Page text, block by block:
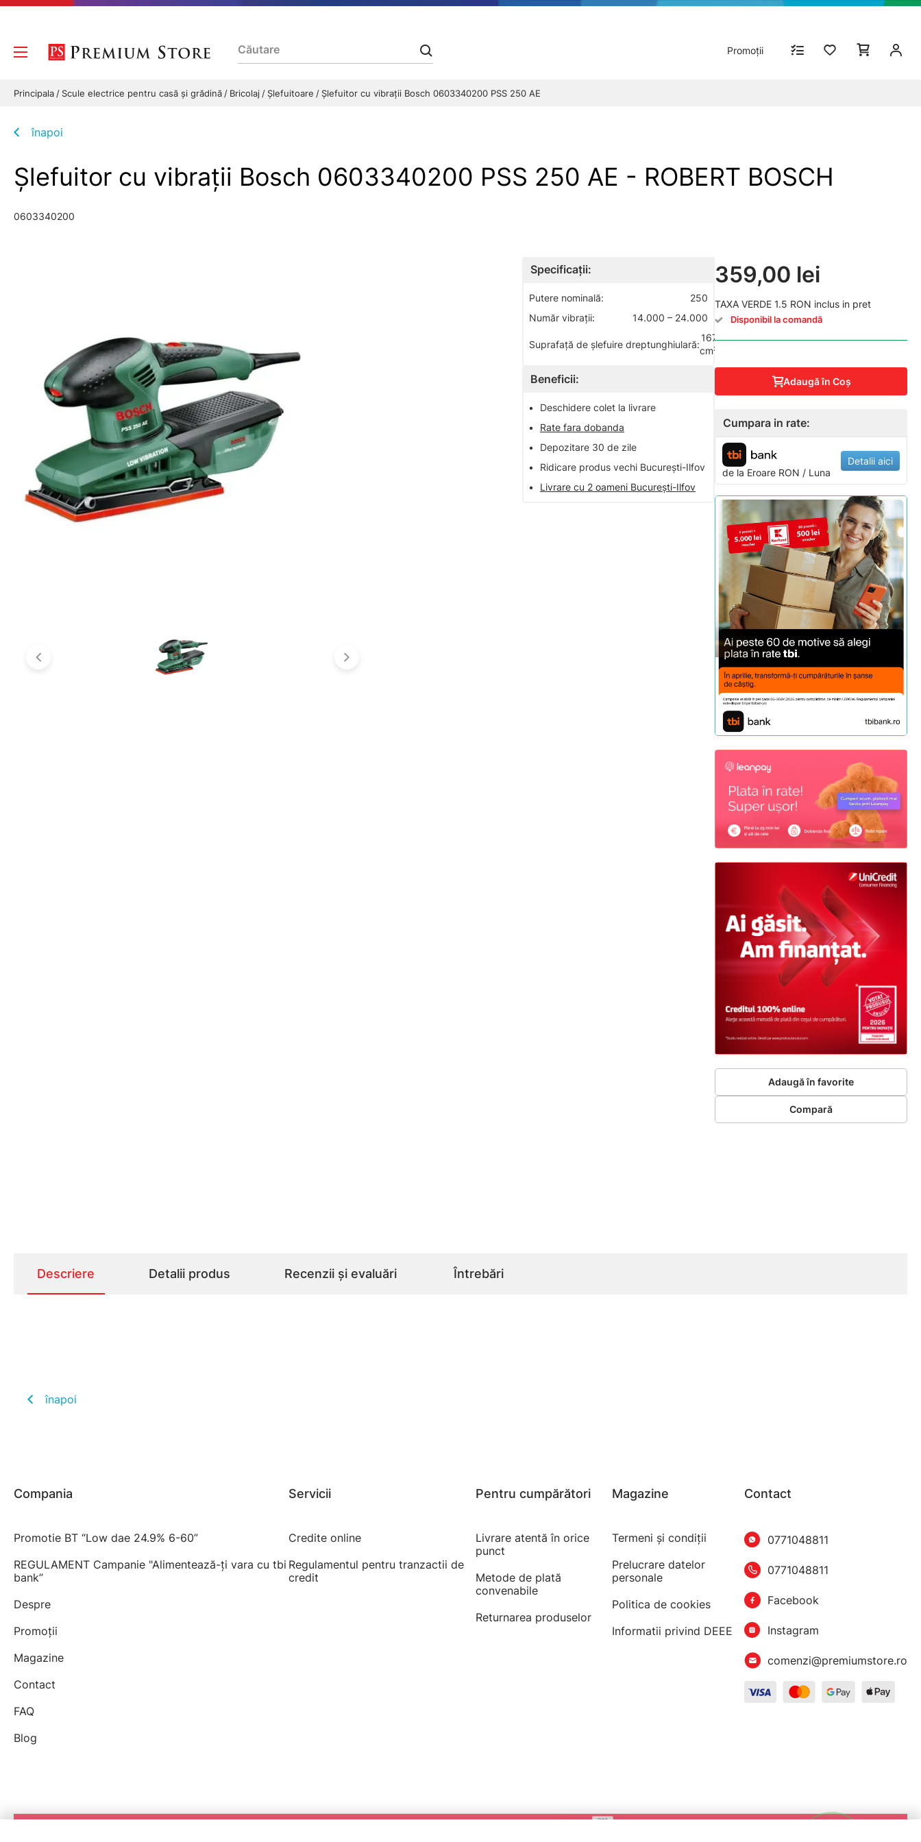
Promoții
Principala Scule electrice pentru casă și grădină Bricolaj Șlefuitoare Şlefuitor cu vibraţii Bosch 0603340200 PSS 250 AE
înapoi
Şlefuitor cu vibraţii Bosch 0603340200 PSS 250 AE - ROBERT BOSCH
0603340200
Specificații:
Putere nominală:
250
Număr vibraţii:
14.000 – 24.000
Suprafață de șlefuire dreptunghiulară:
167
cm²
Beneficii:
•
Deschidere colet la livrare
•
Rate fara dobanda
•
Depozitare 30 de zile
•
Ridicare produs vechi București-Ilfov
•
Livrare cu 2 oameni București-Ilfov
359,00 lei
TAXA VERDE 1.5 RON inclus in pret
Disponibil la comandă
Adaugă în Coş
Cumpara in rate:
de la Eroare RON / Luna
Detalii aici
Adaugă în favorite
Compară
Descriere Detalii produs Recenzii și evaluări Întrebări
înapoi
Compania
Promotie BT “Low dae 24.9% 6-60”
REGULAMENT Campanie "Alimentează-ți vara cu tbi
bank”
Despre
Promoții
Magazine
Contact
FAQ
Blog
Servicii
Credite online
Regulamentul pentru tranzactii de
credit
Pentru cumpărători
Livrare atentă în orice
punct
Metode de plată
convenabile
Returnarea produselor
Magazine
Termeni şi condiţii
Prelucrare datelor
personale
Politica de cookies
Informatii privind DEEE
Contact
0771048811
0771048811
Facebook
Instagram
comenzi@premiumstore.ro